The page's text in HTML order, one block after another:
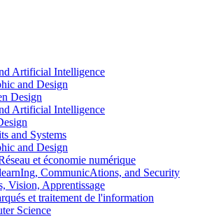
Artificial Intelligence
and Design
Design
Artificial Intelligence
and Systems
and Design
et économie numérique
CommunicAtions, and Security
Vision, Apprentissage
et traitement de l'information
Science